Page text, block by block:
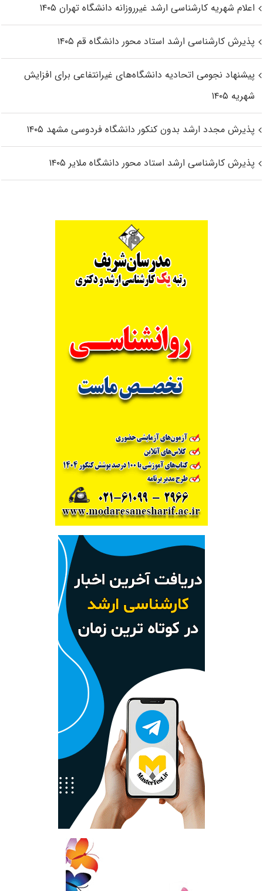
اعلام شهریه کارشناسی ارشد غیرروزانه دانشگاه تهران ۱۴۰۵
پذیرش کارشناسی ارشد استاد محور دانشگاه قم ۱۴۰۵
پیشنهاد نجومی اتحادیه دانشگاه‌های غیرانتفاعی برای افزایش
شهریه ۱۴۰۵
پذیرش مجدد ارشد بدون کنکور دانشگاه فردوسی مشهد ۱۴۰۵
پذیرش کارشناسی ارشد استاد محور دانشگاه ملایر ۱۴۰۵